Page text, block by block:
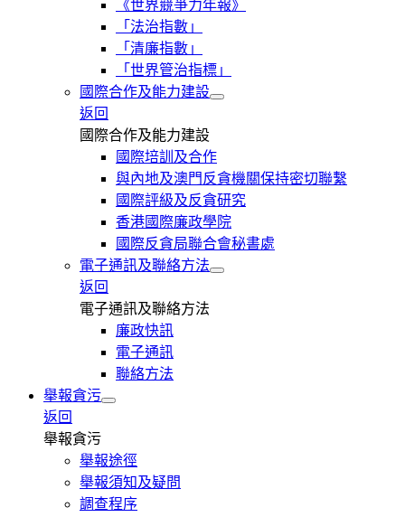
《世界競爭力年報》
「法治指數」
「清廉指數」
「世界管治指標」
國際合作及能力建設
返回
國際合作及能力建設
國際培訓及合作
與內地及澳門反貪機關保持密切聯繫
國際評級及反貪研究
香港國際廉政學院
國際反貪局聯合會秘書處
電子通訊及聯絡方法
返回
電子通訊及聯絡方法
廉政快訊
電子通訊
聯絡方法
舉報貪污
返回
舉報貪污
舉報途徑
舉報須知及疑問
調查程序